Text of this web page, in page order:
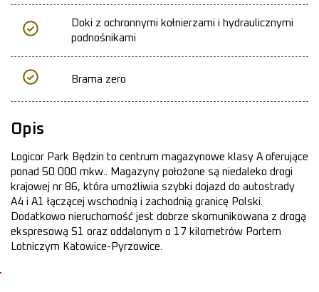
Doki z ochronnymi kołnierzami i hydraulicznymi
podnośnikami
Brama zero
Opis
Logicor Park Będzin to centrum magazynowe klasy A oferujące
ponad 50 000 mkw.. Magazyny położone są niedaleko drogi
krajowej nr 86, która umożliwia szybki dojazd do autostrady
A4 i A1 łączącej wschodnią i zachodnią granicę Polski.
Dodatkowo nieruchomość jest dobrze skomunikowana z drogą
ekspresową S1 oraz oddalonym o 17 kilometrów Portem
Lotniczym Katowice-Pyrzowice.